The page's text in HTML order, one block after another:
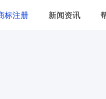
标注册 新闻资讯